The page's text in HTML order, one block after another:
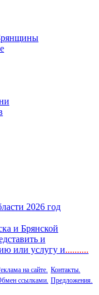
2026 год
и Брянской
и
или услугу и..........
на сайте.
ссылками.
Контакты.
Предложения.